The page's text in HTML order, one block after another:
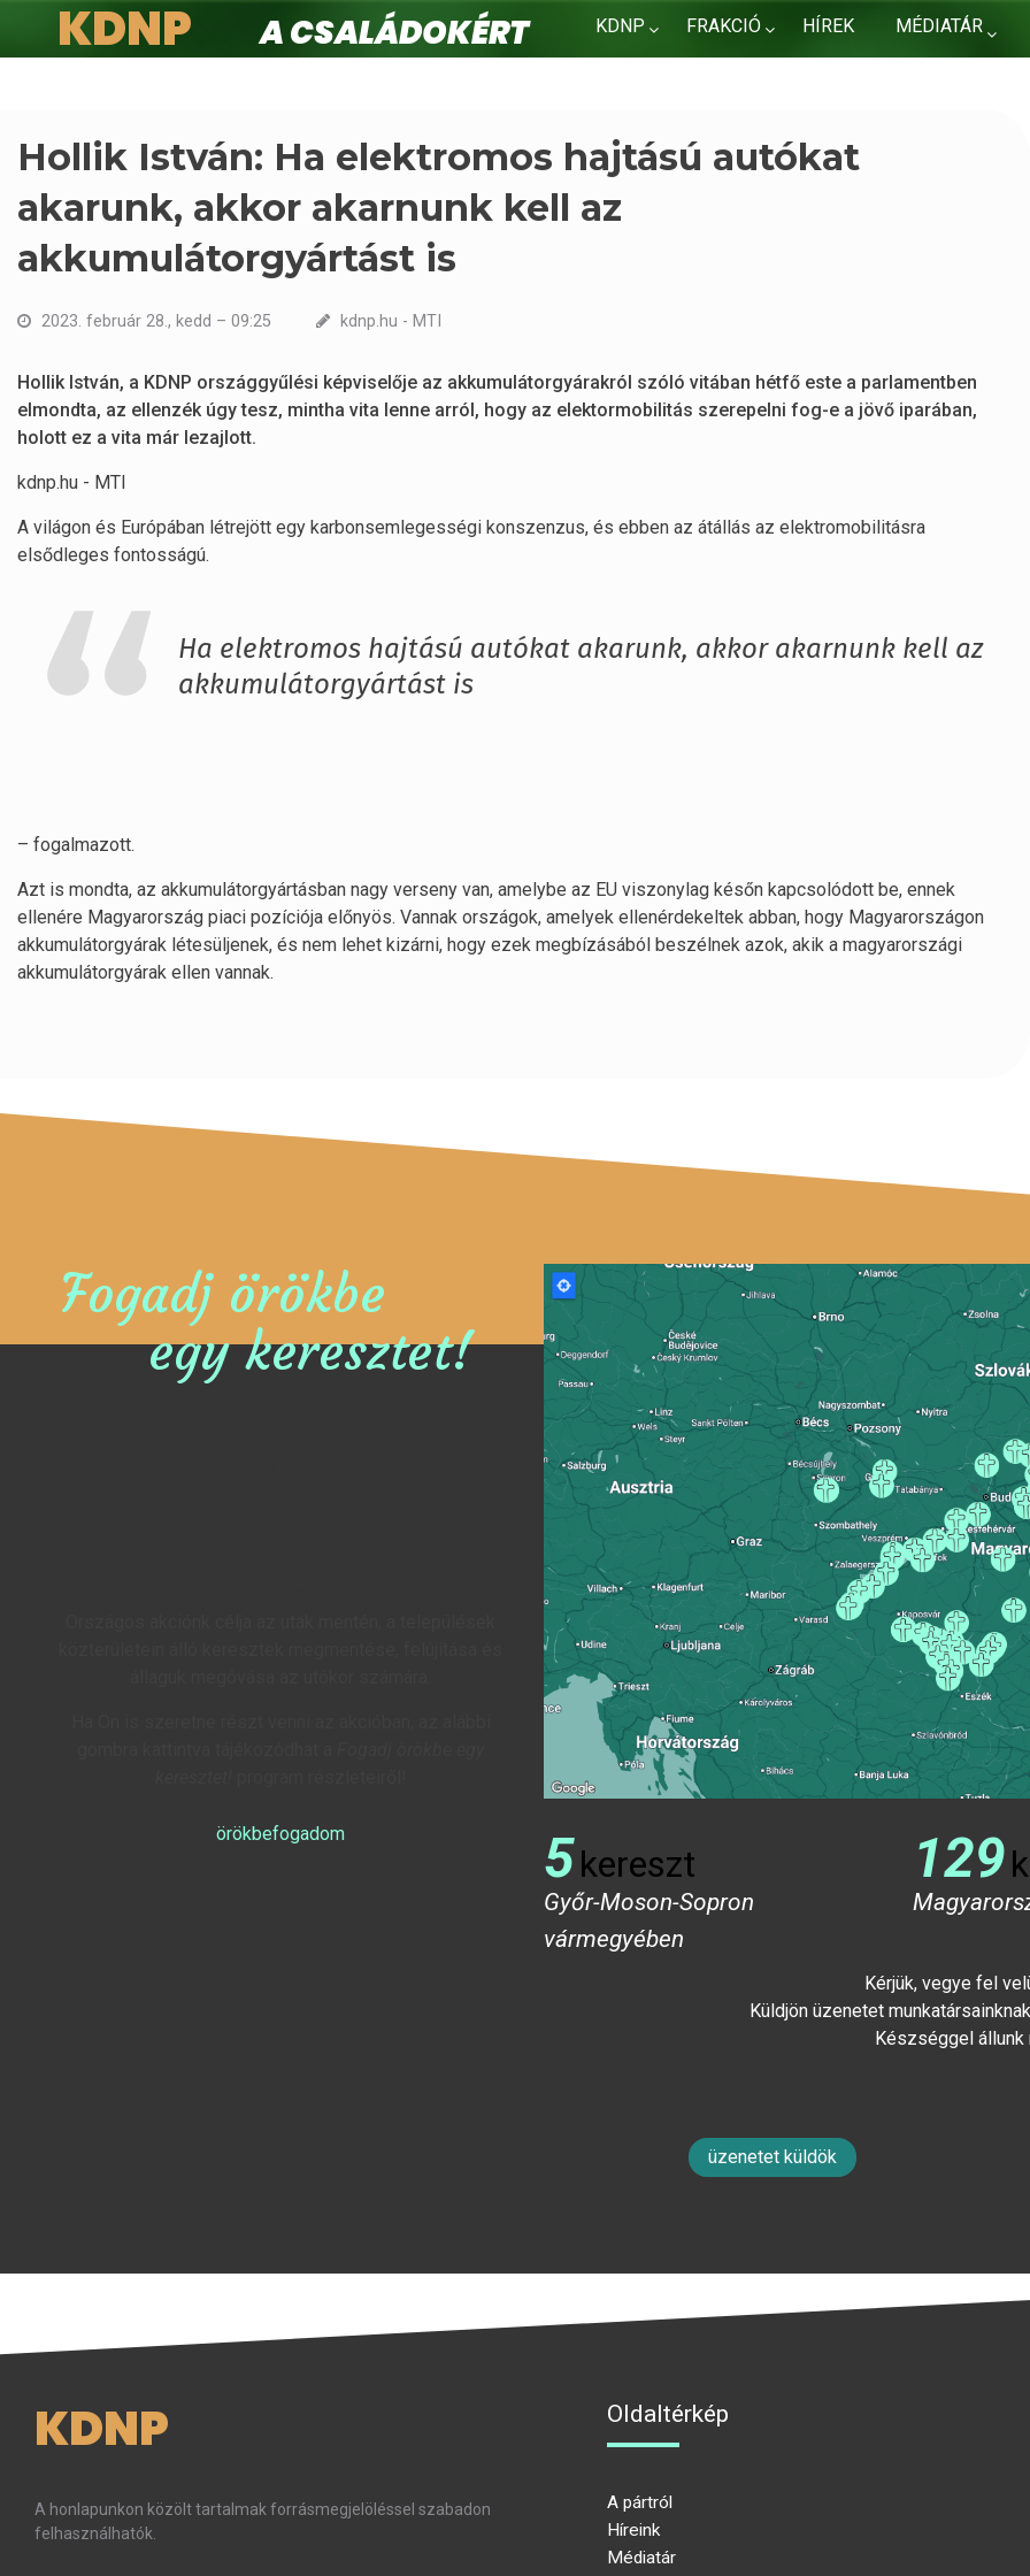
KDNP FRAKCIÓ HÍREK MÉDIATÁR
KDNP
A családokért.
Hollik István: Ha elektromos hajtású autókat
akarunk, akkor akarnunk kell az
akkumulátorgyártást is
2023. február 28., kedd – 09:25 kdnp.hu - MTI
Hollik István, a KDNP országgyűlési képviselője az akkumulátorgyárakról szóló vitában hétfő este a parlamentben
elmondta, az ellenzék úgy tesz, mintha vita lenne arról, hogy az elektormobilitás szerepelni fog-e a jövő iparában,
holott ez a vita már lezajlott.
kdnp.hu - MTI
A világon és Európában létrejött egy karbonsemlegességi konszenzus, és ebben az átállás az elektromobilitásra
elsődleges fontosságú.
Ha elektromos hajtású autókat akarunk, akkor akarnunk kell az
akkumulátorgyártást is
– fogalmazott.
Azt is mondta, az akkumulátorgyártásban nagy verseny van, amelybe az EU viszonylag későn kapcsolódott be, ennek
ellenére Magyarország piaci pozíciója előnyös. Vannak országok, amelyek ellenérdekeltek abban, hogy Magyarországon
akkumulátorgyárak létesüljenek, és nem lehet kizárni, hogy ezek megbízásából beszélnek azok, akik a magyarországi
akkumulátorgyárak ellen vannak.
Fogadj örökbe
egy keresztet!
örökbefogadom 5kereszt
Győr-Moson-Sopron
vármegyében
129
Kérjük, vegye fel
Küldjön üzenetet
Készséggel
üzenetet küldök
KDNP
A honlapunkon közölt tartalmak forrásmegjelöléssel szabadon
felhasználhatók.
Oldaltérkép
A pártról
Híreink
Médiatár